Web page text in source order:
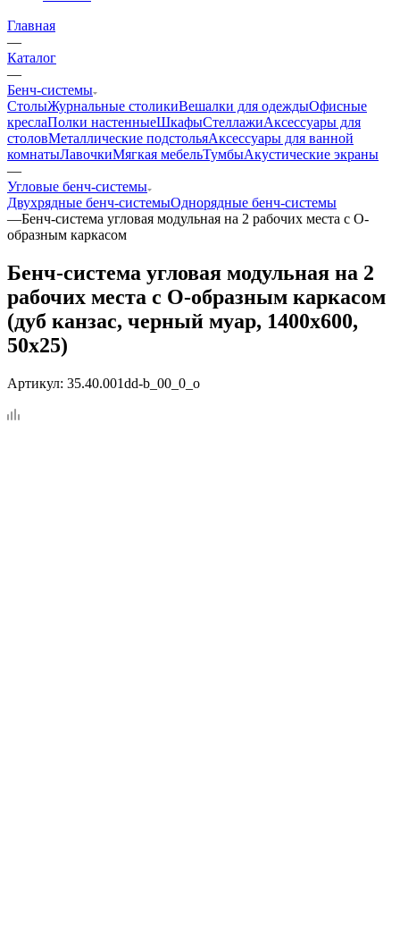
Главная
—
Каталог
—
Бенч-системы
СтолыЖурнальные столикиВешалки для одеждыОфисные
креслаПолки настенныеШкафыСтеллажиАксессуары для
столовМеталлические подстольяАксессуары для ванной
комнатыЛавочкиМягкая мебельТумбыАкустические экраны
—
Угловые бенч-системы
Двухрядные бенч-системыОднорядные бенч-системы
—Бенч-система угловая модульная на 2 рабочих места с О-
образным каркасом
Бенч-система угловая модульная на 2
рабочих места с О-образным каркасом
(дуб канзас, черный муар, 1400x600,
50x25)
Артикул: 35.40.001dd-b_00_0_o